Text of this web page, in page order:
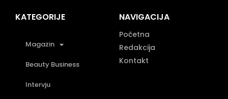
KATEGORIJE
Magazin
Beauty Business
Intervju
NAVIGACIJA
Početna
Redakcija
Kontakt